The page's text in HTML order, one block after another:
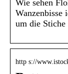
Wie sehen
Wanzenbisse
um die Stiche
http s://